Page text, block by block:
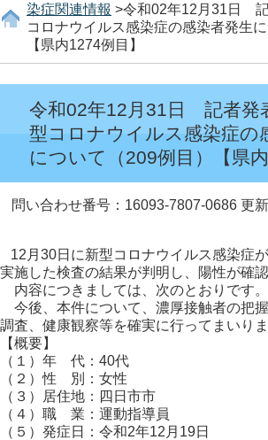
染症関連情報 >令和02年12月31日
コロナウイルス感染症の感染者発生
【県内1274例目】
令和02年12月31日 記者
型コロナウイルス感染症の
について（209例目）【県内
問い合わせ番号：16093-7807-0686 更
12月30日に新型コロナウイルス感染症
実施した検査の結果が判明し、陽性が確
内容につきましては、次のとおりです。
今後、本件について、濃厚接触者の把
調査、健康観察等を確実に行ってまいりま
【概要】
（１）年 代：40代
（２）性 別：女性
（３）居住地：四日市市
（４）職 業：運動指導員
（５）発症日：令和2年12月19日